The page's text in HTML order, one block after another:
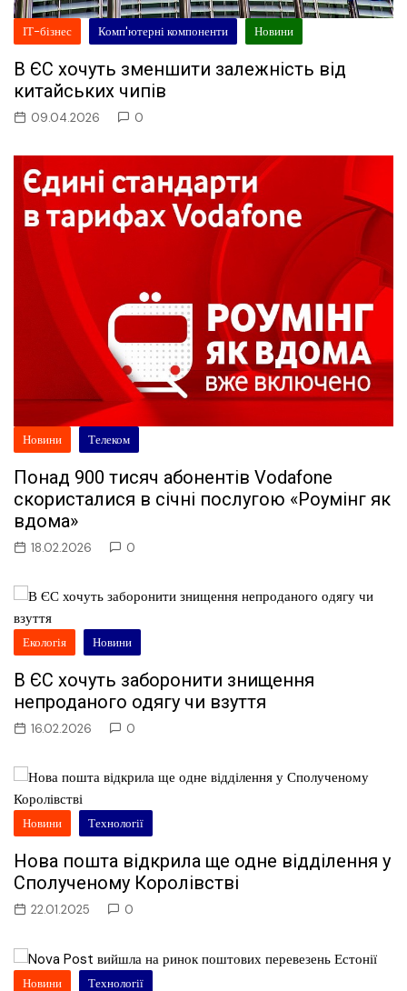
ІТ-бізнес Комп'ютерні компоненти Новини
В ЄС хочуть зменшити залежність від
китайських чипів
09.04.2026 0
Новини Телеком
Понад 900 тисяч абонентів Vodafone
скористалися в січні послугою «Роумінг як
вдома»
18.02.2026 0
Екологія Новини
В ЄС хочуть заборонити знищення
непроданого одягу чи взуття
16.02.2026 0
Новини Технології
Нова пошта відкрила ще одне відділення у
Сполученому Королівстві
22.01.2025 0
Новини Технології